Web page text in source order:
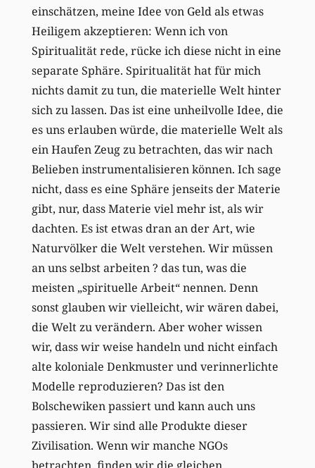
einschätzen, meine Idee von Geld als etwas
Heiligem akzeptieren: Wenn ich von
Spiritualität rede, rücke ich diese nicht in eine
separate Sphäre. Spiritualität hat für mich
nichts damit zu tun, die materielle Welt hinter
sich zu lassen. Das ist eine unheilvolle Idee, die
es uns erlauben würde, die materielle Welt als
ein Haufen Zeug zu betrachten, das wir nach
Belieben instrumentalisieren können. Ich sage
nicht, dass es eine Sphäre jenseits der Materie
gibt, nur, dass Materie viel mehr ist, als wir
dachten. Es ist etwas dran an der Art, wie
Naturvölker die Welt verstehen. Wir müssen
an uns selbst arbeiten ? das tun, was die
meisten „spirituelle Arbeit“ nennen. Denn
sonst glauben wir vielleicht, wir wären dabei,
die Welt zu verändern. Aber woher wissen
wir, dass wir weise handeln und nicht einfach
alte koloniale Denkmuster und verinnerlichte
Modelle reproduzieren? Das ist den
Bolschewiken passiert und kann auch uns
passieren. Wir sind alle Produkte dieser
Zivilisation. Wenn wir manche NGOs